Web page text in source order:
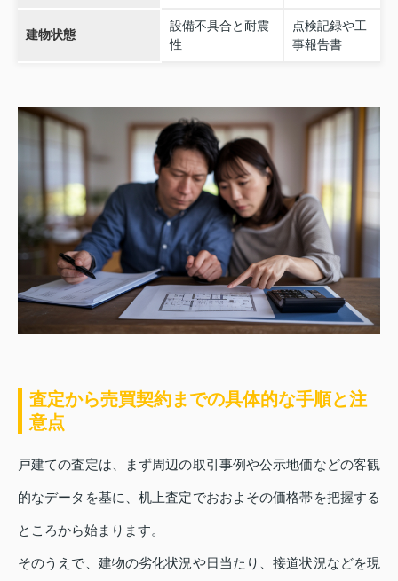
建物状態
設備不具合と耐震
性
点検記録や工
事報告書
査定から売買契約までの具体的な手順と注
意点
戸建ての査定は、まず周辺の取引事例や公示地価などの客観
的なデータを基に、机上査定でおおよその価格帯を把握する
ところから始まります。
そのうえで、建物の劣化状況や日当たり、接道状況などを現